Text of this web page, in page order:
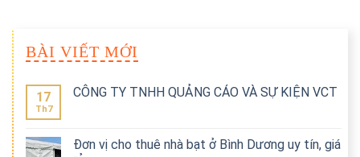
BÀI VIẾT MỚI
17
Th7
CÔNG TY TNHH QUẢNG CÁO VÀ SỰ KIỆN VCT
Đơn vị cho thuê nhà bạt ở Bình Dương uy tín, giá